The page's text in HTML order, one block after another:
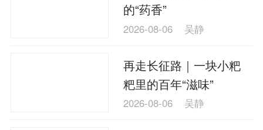
的“药香”
2026-08-06 吴静
再走长征路｜一块小粑
粑里的百年“滋味”
2026-08-06 吴静